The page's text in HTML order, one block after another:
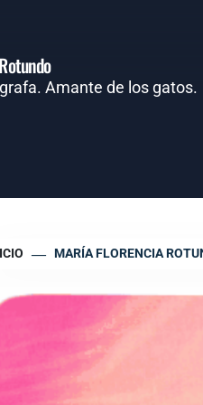
Amante de los gatos.
MARÍA FLORENCIA